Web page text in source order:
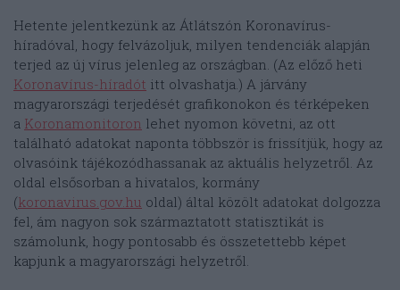
Hetente jelentkezünk az Átlátszón Koronavírus-
híradóval, hogy felvázoljuk, milyen tendenciák alapján
terjed az új vírus jelenleg az országban. (Az előző heti
Koronavírus-híradót itt olvashatja.) A járvány
magyarországi terjedését grafikonokon és térképeken
a Koronamonitoron lehet nyomon követni, az ott
található adatokat naponta többször is frissítjük, hogy az
olvasóink tájékozódhassanak az aktuális helyzetről. Az
oldal elsősorban a hivatalos, kormány
(koronavirus.gov.hu oldal) által közölt adatokat dolgozza
fel, ám nagyon sok származtatott statisztikát is
számolunk, hogy pontosabb és összetettebb képet
kapjunk a magyarországi helyzetről.